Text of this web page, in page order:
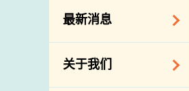
最新消息
食物警报 / 致敏物
警报
关于我们